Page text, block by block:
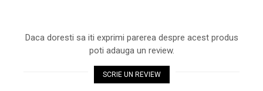
Daca doresti sa iti exprimi parerea despre acest produs
poti adauga un review.
SCRIE UN REVIEW